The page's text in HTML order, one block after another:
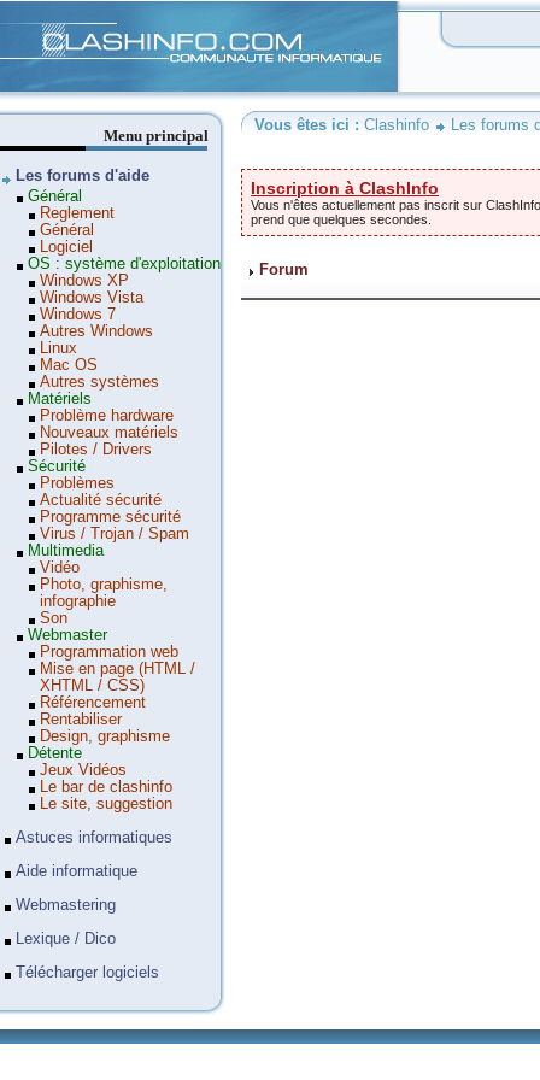
Vous êtes ici : Clashinfo Les forums
Inscription à ClashInfo
Vous n'êtes actuellement pas inscrit sur
prend que quelques secondes.
Forum
Menu principal
Les forums d'aide
Général
Reglement
Général
Logiciel
OS : système d'exploitation
Windows XP
Windows Vista
Windows 7
Autres Windows
Linux
Mac OS
Autres systèmes
Matériels
Problème hardware
Nouveaux matériels
Pilotes / Drivers
Sécurité
Problèmes
Actualité sécurité
Programme sécurité
Virus / Trojan / Spam
Multimedia
Vidéo
Photo, graphisme,
infographie
Son
Webmaster
Programmation web
Mise en page (HTML /
XHTML / CSS)
Référencement
Rentabiliser
Design, graphisme
Détente
Jeux Vidéos
Le bar de clashinfo
Le site, suggestion
Astuces informatiques
Aide informatique
Webmastering
Lexique / Dico
Télécharger logiciels